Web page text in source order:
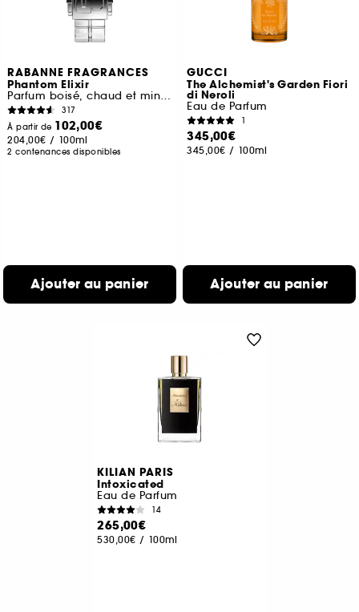
RABANNE FRAGRANCES
Phantom Elixir
Parfum boisé, chaud et minéral
317
À partir de 102,00€
204,00€ / 100ml
2 contenances disponibles
Ajouter au panier
GUCCI
The Alchemist's Garden Fiori
di Neroli
Eau de Parfum
1
345,00€
345,00€ / 100ml
Ajouter au panier
KILIAN PARIS
Intoxicated
Eau de Parfum
14
265,00€
530,00€ / 100ml